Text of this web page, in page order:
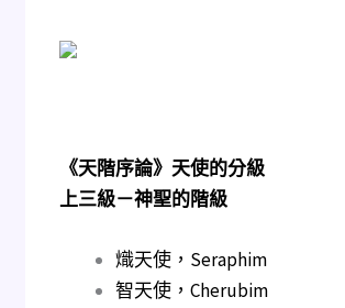
《天階序論》天使的分級
上三級－神聖的階級
熾天使，Seraphim
智天使，Cherubim